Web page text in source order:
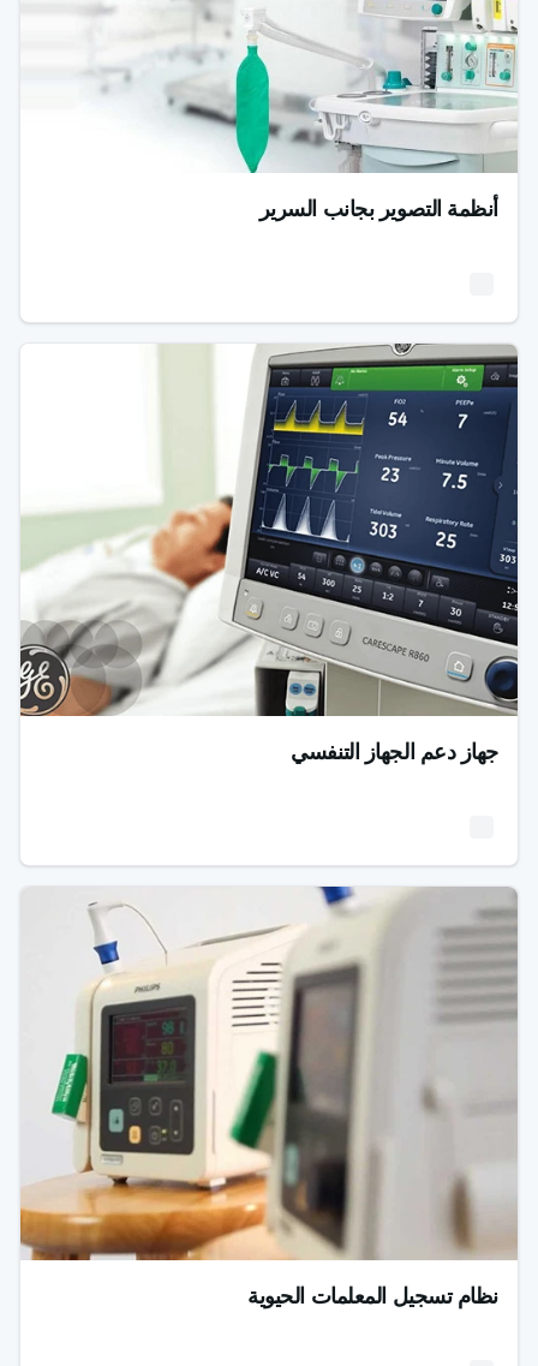
أنظمة التصوير بجانب السرير
جهاز دعم الجهاز التنفسي
نظام تسجيل المعلمات الحيوية